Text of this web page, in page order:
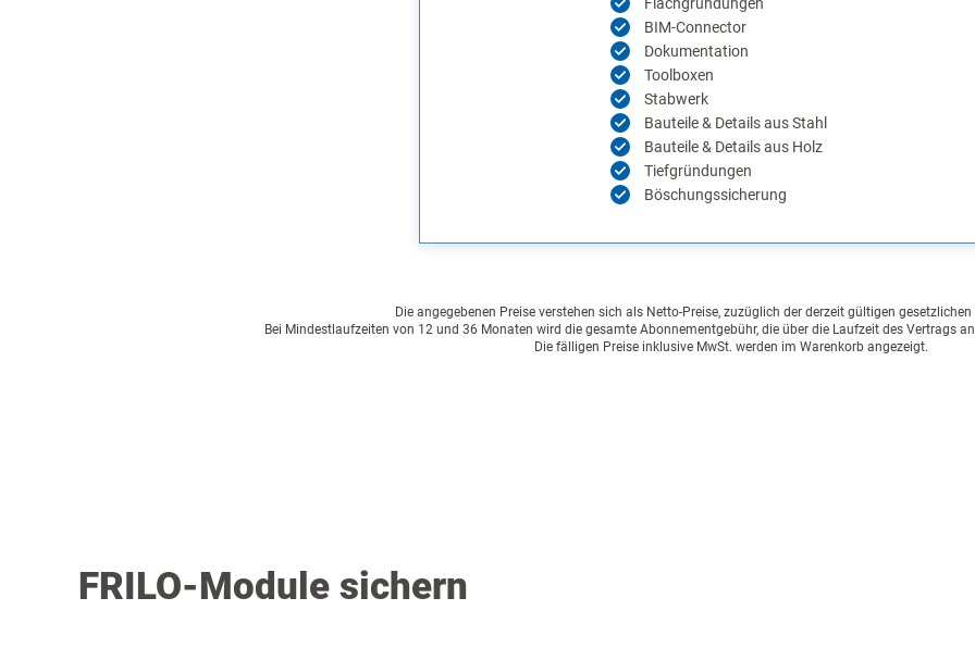
BIM-Connector
Dokumentation
Toolboxen
Stabwerk
Bauteile & Details aus Stahl
Bauteile & Details aus Holz
Tiefgründungen
Böschungssicherung
Die angegebenen Preise verstehen sich als Netto-Preise, zuzüglich der derzeit gültigen
Bei Mindestlaufzeiten von 12 und 36 Monaten wird die gesamte Abonnementgebühr, die über die Laufzeit des Vertrags
Die fälligen Preise inklusive MwSt. werden im Warenkorb angezeigt.
FRILO-Module sichern